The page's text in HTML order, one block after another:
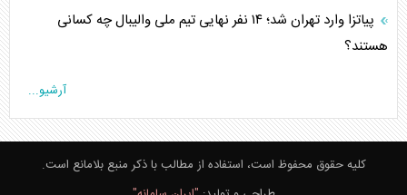
پیاتزا وارد تهران شد؛ ۱۴ نفر نهایی تیم ملی والیبال چه کسانی
هستند؟
آرشیو...
کلیه حقوق محفوظ است، استفاده از مطالب با ذکر منبع بلامانع است.